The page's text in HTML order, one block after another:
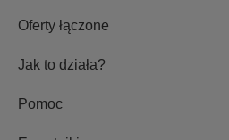
Oferty łączone
Jak to działa?
Pomoc